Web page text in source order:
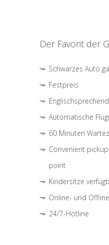
Der Favorit der
Schwarzes Auto
Festpreis
Automatische
60 Minuten
Convenient
point
Kindersitze
Online- und
24/7-Hotline